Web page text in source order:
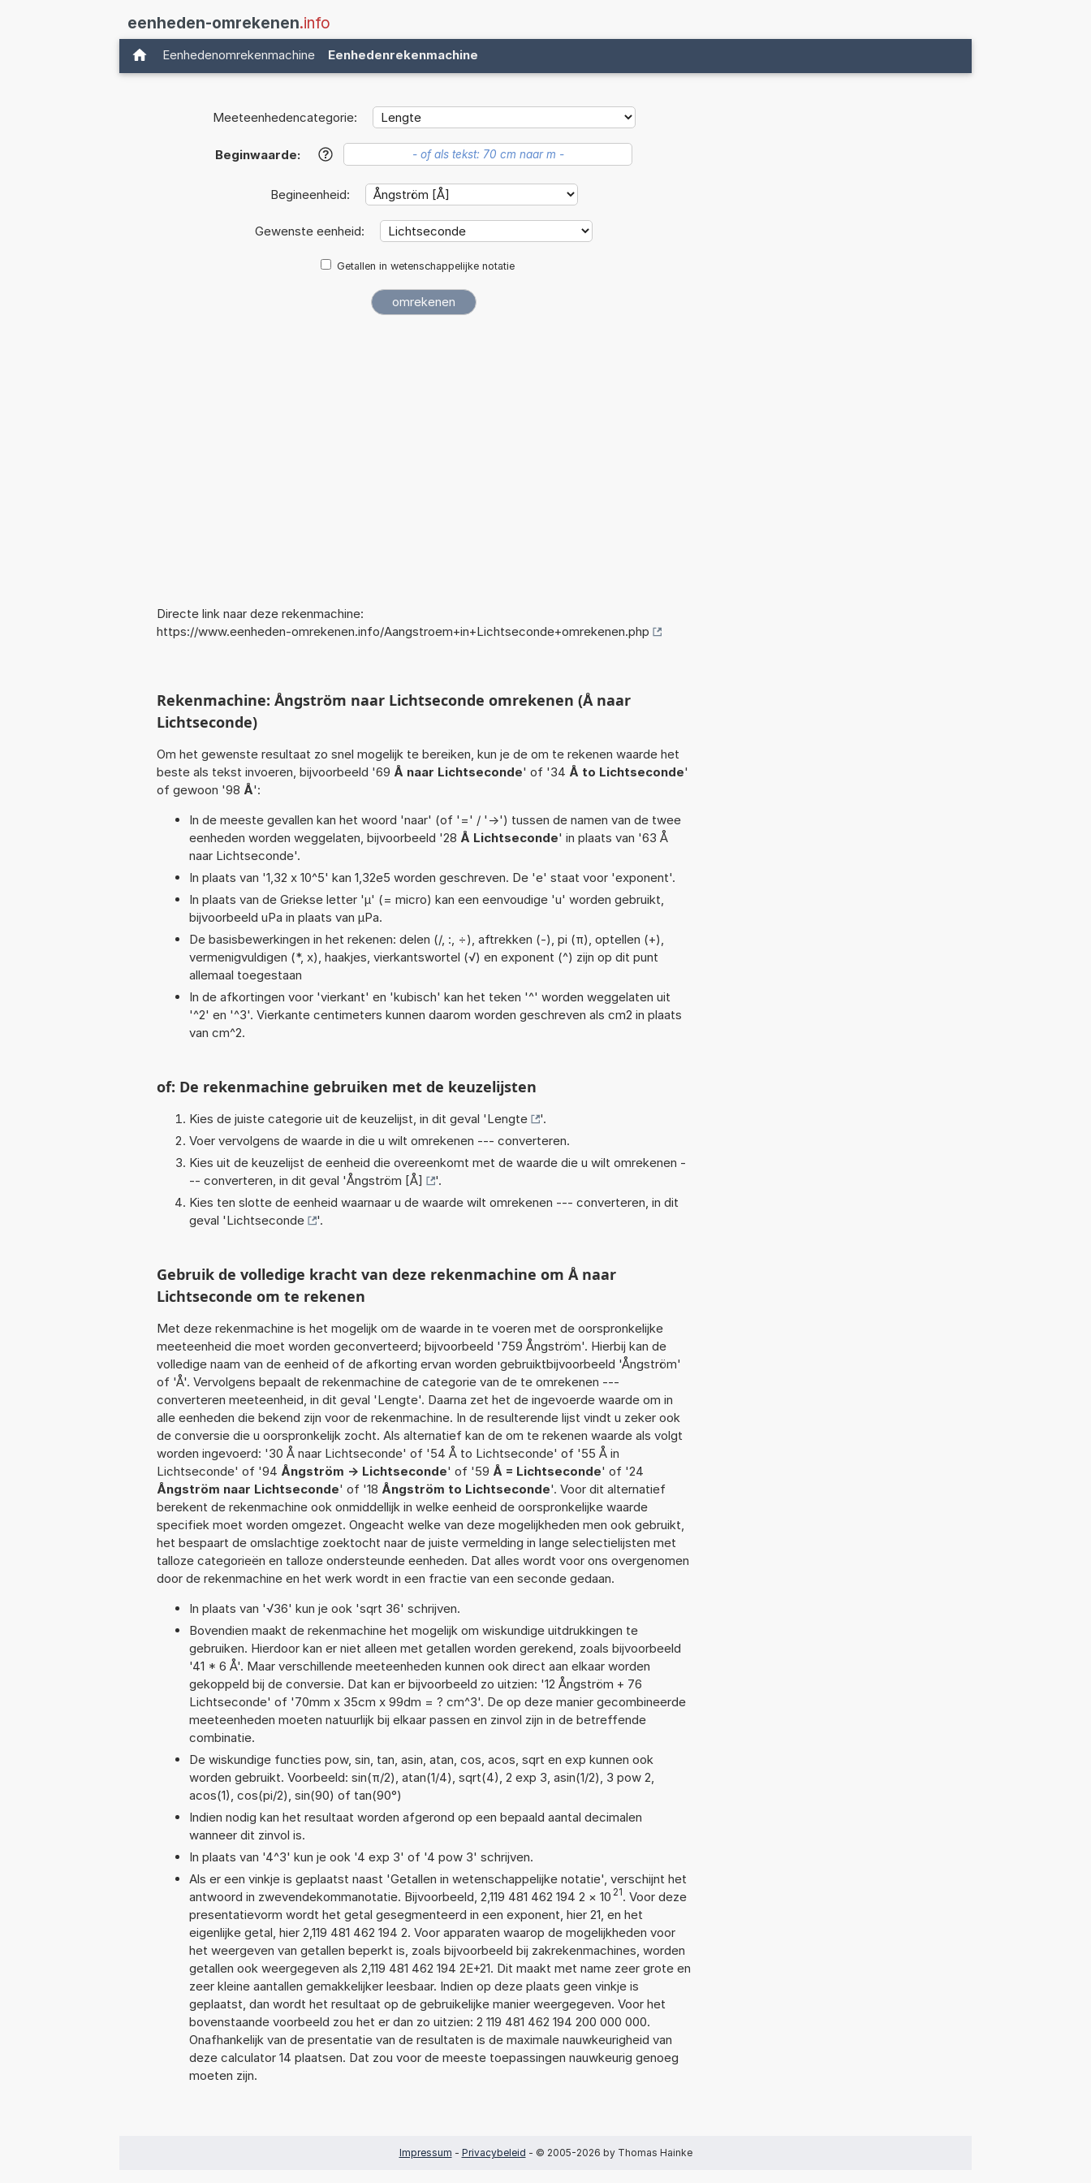
eenheden-omrekenen.info
Eenhedenomrekenmachine Eenhedenrekenmachine
Meeteenhedencategorie:
Beginwaarde: ?
Begineenheid:
Gewenste eenheid:
Getallen in wetenschappelijke notatie
Directe link naar deze rekenmachine:
https://www.eenheden-omrekenen.info/Aangstroem+in+Lichtseconde+omrekenen.php
Rekenmachine: Ångström naar Lichtseconde omrekenen (Å naar
Lichtseconde)
Om het gewenste resultaat zo snel mogelijk te bereiken, kun je de om te rekenen waarde het
beste als tekst invoeren, bijvoorbeeld '69 Å naar Lichtseconde' of '34 Å to Lichtseconde'
of gewoon '98 Å':
In de meeste gevallen kan het woord 'naar' (of '=' / '->') tussen de namen van de twee
eenheden worden weggelaten, bijvoorbeeld '28 Å Lichtseconde' in plaats van '63 Å
naar Lichtseconde'.
In plaats van '1,32 x 10^5' kan 1,32e5 worden geschreven. De 'e' staat voor 'exponent'.
In plaats van de Griekse letter 'µ' (= micro) kan een eenvoudige 'u' worden gebruikt,
bijvoorbeeld uPa in plaats van µPa.
De basisbewerkingen in het rekenen: delen (/, :, ÷), aftrekken (-), pi (π), optellen (+),
vermenigvuldigen (*, x), haakjes, vierkantswortel (√) en exponent (^) zijn op dit punt
allemaal toegestaan
In de afkortingen voor 'vierkant' en 'kubisch' kan het teken '^' worden weggelaten uit
'^2' en '^3'. Vierkante centimeters kunnen daarom worden geschreven als cm2 in plaats
van cm^2.
of: De rekenmachine gebruiken met de keuzelijsten
Kies de juiste categorie uit de keuzelijst, in dit geval 'Lengte
'.
Voer vervolgens de waarde in die u wilt omrekenen --- converteren.
Kies uit de keuzelijst de eenheid die overeenkomt met de waarde die u wilt omrekenen -
-- converteren, in dit geval 'Ångström [Å]
'.
Kies ten slotte de eenheid waarnaar u de waarde wilt omrekenen --- converteren, in dit
geval 'Lichtseconde '.
Gebruik de volledige kracht van deze rekenmachine om Å naar
Lichtseconde om te rekenen
Met deze rekenmachine is het mogelijk om de waarde in te voeren met de oorspronkelijke
meeteenheid die moet worden geconverteerd; bijvoorbeeld '759 Ångström'. Hierbij kan de
volledige naam van de eenheid of de afkorting ervan worden gebruiktbijvoorbeeld 'Ångström'
of 'Å'. Vervolgens bepaalt de rekenmachine de categorie van de te omrekenen ---
converteren meeteenheid, in dit geval 'Lengte'. Daarna zet het de ingevoerde waarde om in
alle eenheden die bekend zijn voor de rekenmachine. In de resulterende lijst vindt u zeker ook
de conversie die u oorspronkelijk zocht. Als alternatief kan de om te rekenen waarde als volgt
worden ingevoerd: '30 Å naar Lichtseconde' of '54 Å to Lichtseconde' of '55 Å in
Lichtseconde' of '94 Ångström -> Lichtseconde' of '59 Å = Lichtseconde' of '24
Ångström naar Lichtseconde' of '18 Ångström to Lichtseconde'. Voor dit alternatief
berekent de rekenmachine ook onmiddellijk in welke eenheid de oorspronkelijke waarde
specifiek moet worden omgezet. Ongeacht welke van deze mogelijkheden men ook gebruikt,
het bespaart de omslachtige zoektocht naar de juiste vermelding in lange selectielijsten met
talloze categorieën en talloze ondersteunde eenheden. Dat alles wordt voor ons overgenomen
door de rekenmachine en het werk wordt in een fractie van een seconde gedaan.
In plaats van '√36' kun je ook 'sqrt 36' schrijven.
Bovendien maakt de rekenmachine het mogelijk om wiskundige uitdrukkingen te
gebruiken. Hierdoor kan er niet alleen met getallen worden gerekend, zoals bijvoorbeeld
'41 * 6 Å'. Maar verschillende meeteenheden kunnen ook direct aan elkaar worden
gekoppeld bij de conversie. Dat kan er bijvoorbeeld zo uitzien: '12 Ångström + 76
Lichtseconde' of '70mm x 35cm x 99dm = ? cm^3'. De op deze manier gecombineerde
meeteenheden moeten natuurlijk bij elkaar passen en zinvol zijn in de betreffende
combinatie.
De wiskundige functies pow, sin, tan, asin, atan, cos, acos, sqrt en exp kunnen ook
worden gebruikt. Voorbeeld: sin(π/2), atan(1/4), sqrt(4), 2 exp 3, asin(1/2), 3 pow 2,
acos(1), cos(pi/2), sin(90) of tan(90°)
Indien nodig kan het resultaat worden afgerond op een bepaald aantal decimalen
wanneer dit zinvol is.
In plaats van '4^3' kun je ook '4 exp 3' of '4 pow 3' schrijven.
Als er een vinkje is geplaatst naast 'Getallen in wetenschappelijke notatie', verschijnt het
antwoord in zwevendekommanotatie. Bijvoorbeeld, 2,119 481 462 194 2 × 10 21. Voor deze
presentatievorm wordt het getal gesegmenteerd in een exponent, hier 21, en het
eigenlijke getal, hier 2,119 481 462 194 2. Voor apparaten waarop de mogelijkheden voor
het weergeven van getallen beperkt is, zoals bijvoorbeeld bij zakrekenmachines, worden
getallen ook weergegeven als 2,119 481 462 194 2E+21. Dit maakt met name zeer grote en
zeer kleine aantallen gemakkelijker leesbaar. Indien op deze plaats geen vinkje is
geplaatst, dan wordt het resultaat op de gebruikelijke manier weergegeven. Voor het
bovenstaande voorbeeld zou het er dan zo uitzien: 2 119 481 462 194 200 000 000.
Onafhankelijk van de presentatie van de resultaten is de maximale nauwkeurigheid van
deze calculator 14 plaatsen. Dat zou voor de meeste toepassingen nauwkeurig genoeg
moeten zijn.
Impressum - Privacybeleid - © 2005-2026 by Thomas Hainke